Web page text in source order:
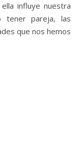
influye nuestra
tener pareja, las
que nos hemos